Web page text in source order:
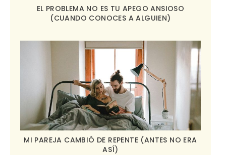
EL PROBLEMA NO ES TU APEGO ANSIOSO
(CUANDO CONOCES A ALGUIEN)
MI PAREJA CAMBIÓ DE REPENTE (ANTES NO ERA
ASÍ)